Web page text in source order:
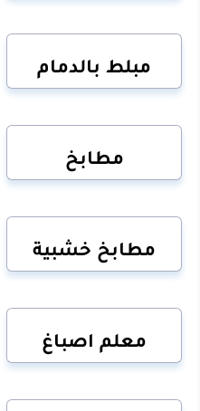
مبلط بالدمام
مطابخ
مطابخ خشبية
معلم اصباغ